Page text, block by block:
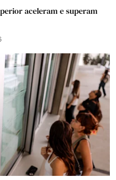
aceleram e superam